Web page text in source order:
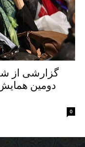
گزارشی از
دومین
0